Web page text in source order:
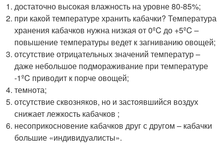
достаточно высокая влажность на уровне 80-85%;
при какой температуре хранить кабачки? Температура
хранения кабачков нужна низкая от 0ºC до +5ºC –
повышение температуры ведет к загниванию овощей;
отсутствие отрицательных значений температур –
даже небольшое подмораживание при температуре
-1ºC приводит к порче овощей;
темнота;
отсутствие сквозняков, но и застоявшийся воздух
снижает лежкость кабачков ;
несоприкосновение кабачков друг с другом – кабачки
большие «индивидуалисты».